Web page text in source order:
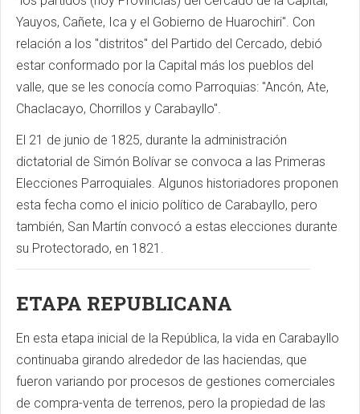
Yauyos, Cañete, Ica y el Gobierno de Huarochiri". Con
relación a los "distritos" del Partido del Cercado, debió
estar conformado por la Capital más los pueblos del
valle, que se les conocía como Parroquias: "Ancón, Ate,
Chaclacayo, Chorrillos y Carabayllo".
El 21 de junio de 1825, durante la administración
dictatorial de Simón Bolívar se convoca a las Primeras
Elecciones Parroquiales. Algunos historiadores proponen
esta fecha como el inicio político de Carabayllo, pero
también, San Martín convocó a estas elecciones durante
su Protectorado, en 1821.
ETAPA REPUBLICANA
En esta etapa inicial de la República, la vida en Carabayllo
continuaba girando alrededor de las haciendas, que
fueron variando por procesos de gestiones comerciales
de compra-venta de terrenos, pero la propiedad de las